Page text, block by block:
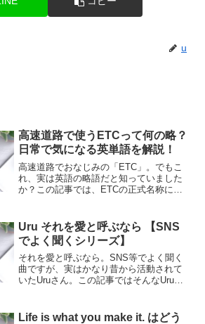
u
高速道路で使うETCって何の略？
日常で気になる英単語を解説！
高速道路でおなじみの「ETC」。でもこ
れ、実は英語の略語だと知っていました
か？この記事では、ETCの正式名称に含
Uru それを愛と呼ぶなら 【SNS
でよく聞くシリーズ】
それを愛と呼ぶなら。SNS等でよく聞く
曲ですが、実はかなり昔から活動されて
いたUruさん。この記事ではそんなUruさ
Life is what you make it. はどう